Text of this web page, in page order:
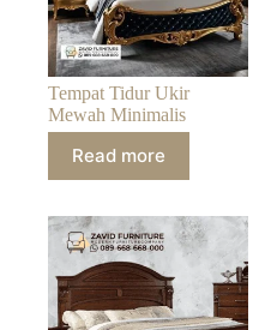
Tempat Tidur Ukir
Mewah Minimalis
Read more